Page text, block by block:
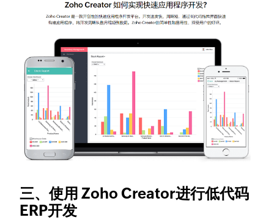
三、使用 Zoho Creator进行低代码
ERP开发